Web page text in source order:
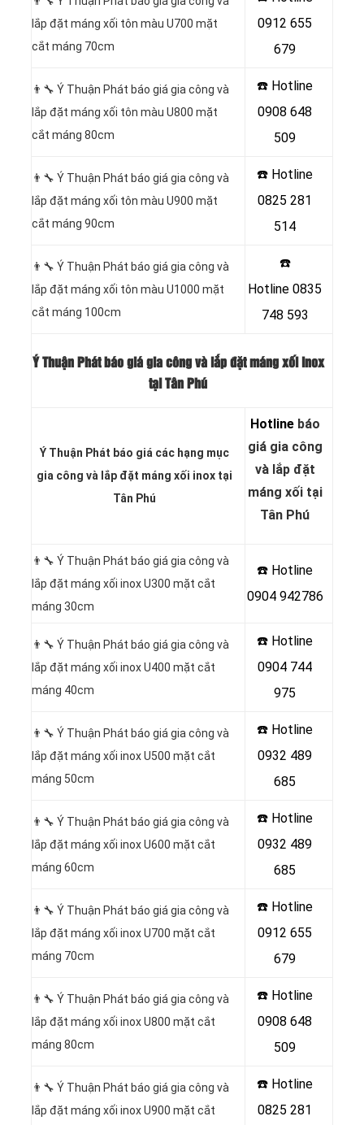
lắp đặt máng xối tôn màu U700 mặt
cắt máng 70cm
0912 655
679
👨‍🔧 Ý Thuận Phát báo giá gia công và
lắp đặt máng xối tôn màu U800 mặt
cắt máng 80cm
☎️ Hotline
0908 648
509
👨‍🔧 Ý Thuận Phát báo giá gia công và
lắp đặt máng xối tôn màu U900 mặt
cắt máng 90cm
☎️ Hotline
0825 281
514
👨‍🔧 Ý Thuận Phát báo giá gia công và
lắp đặt máng xối tôn màu U1000 mặt
cắt máng 100cm
☎️
Hotline 0835
748 593
Ý Thuận Phát báo giá gia công và lắp đặt máng xối inox
tại Tân Phú
Ý Thuận Phát báo giá các hạng mục
gia công và lắp đặt máng xối inoxtại
Tân Phú
Hotlinebáo
giá gia công
và lắp đặt
máng xối tại
Tân Phú
👨‍🔧 Ý Thuận Phát báo giá gia công và
lắp đặt máng xối inox U300 mặt cắt
máng 30cm
☎️ Hotline
0904 942786
👨‍🔧 Ý Thuận Phát báo giá gia công và
lắp đặt máng xối inox U400 mặt cắt
máng 40cm
☎️ Hotline
0904 744
975
👨‍🔧 Ý Thuận Phát báo giá gia công và
lắp đặt máng xối inox U500 mặt cắt
máng 50cm
☎️ Hotline
0932 489
685
👨‍🔧 Ý Thuận Phát báo giá gia công và
lắp đặt máng xối inox U600 mặt cắt
máng 60cm
☎️ Hotline
0932 489
685
👨‍🔧 Ý Thuận Phát báo giá gia công và
lắp đặt máng xối inox U700 mặt cắt
máng 70cm
☎️ Hotline
0912 655
679
👨‍🔧 Ý Thuận Phát báo giá gia công và
lắp đặt máng xối inox U800 mặt cắt
máng 80cm
☎️ Hotline
0908 648
509
👨‍🔧 Ý Thuận Phát báo giá gia công và
lắp đặt máng xối inox U900 mặt cắt
☎️ Hotline
0825 281